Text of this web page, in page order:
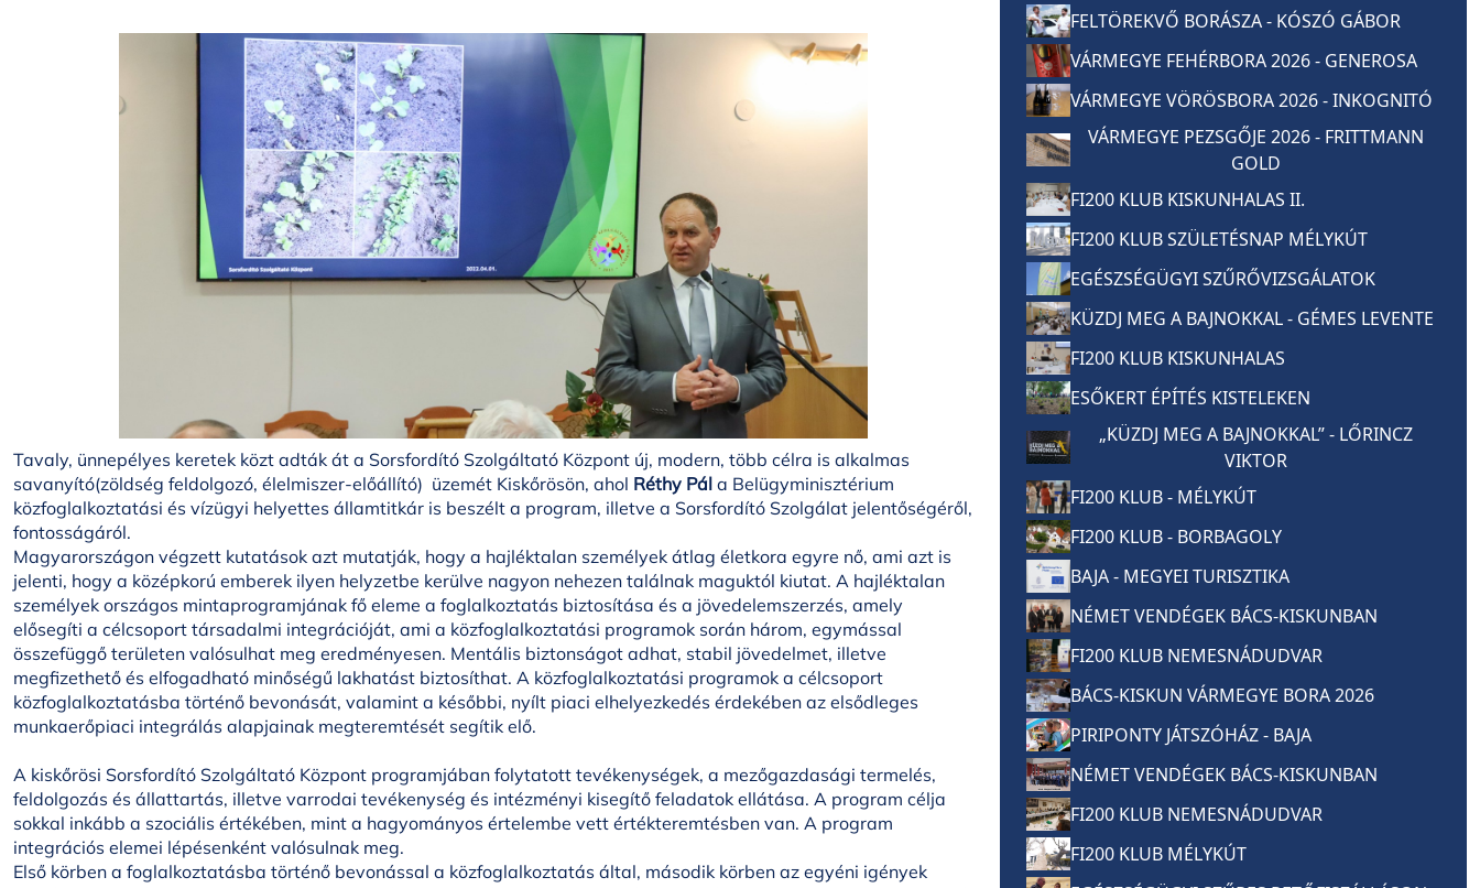
Tavaly, ünnepélyes keretek közt adták át a Sorsfordító Szolgáltató Központ új, modern, több célra is alkalmas
savanyító(zöldség feldolgozó, élelmiszer-előállító) üzemét Kiskőrösön, ahol Réthy Pál a Belügyminisztérium
közfoglalkoztatási és vízügyi helyettes államtitkár is beszélt a program, illetve a Sorsfordító Szolgálat jelentőségéről,
fontosságáról.
Magyarországon végzett kutatások azt mutatják, hogy a hajléktalan személyek átlag életkora egyre nő, ami azt is
jelenti, hogy a középkorú emberek ilyen helyzetbe kerülve nagyon nehezen találnak maguktól kiutat. A hajléktalan
személyek országos mintaprogramjának fő eleme a foglalkoztatás biztosítása és a jövedelemszerzés, amely
elősegíti a célcsoport társadalmi integrációját, ami a közfoglalkoztatási programok során három, egymással
összefüggő területen valósulhat meg eredményesen. Mentális biztonságot adhat, stabil jövedelmet, illetve
megfizethető és elfogadható minőségű lakhatást biztosíthat. A közfoglalkoztatási programok a célcsoport
közfoglalkoztatásba történő bevonását, valamint a későbbi, nyílt piaci elhelyezkedés érdekében az elsődleges
munkaerőpiaci integrálás alapjainak megteremtését segítik elő.
A kiskőrösi Sorsfordító Szolgáltató Központ programjában folytatott tevékenységek, a mezőgazdasági termelés,
feldolgozás és állattartás, illetve varrodai tevékenység és intézményi kisegítő feladatok ellátása. A program célja
sokkal inkább a szociális értékében, mint a hagyományos értelembe vett értékteremtésben van. A program
integrációs elemei lépésenként valósulnak meg.
Első körben a foglalkoztatásba történő bevonással a közfoglalkoztatás által, második körben az egyéni igények
FELTÖREKVŐ BORÁSZA - KÓSZÓ GÁBOR
VÁRMEGYE FEHÉRBORA 2026 - GENEROSA
VÁRMEGYE VÖRÖSBORA 2026 - INKOGNITÓ
VÁRMEGYE PEZSGŐJE 2026 - FRITTMANN
GOLD
FI200 KLUB KISKUNHALAS II.
FI200 KLUB SZÜLETÉSNAP MÉLYKÚT
EGÉSZSÉGÜGYI SZŰRŐVIZSGÁLATOK
KÜZDJ MEG A BAJNOKKAL - GÉMES LEVENTE
FI200 KLUB KISKUNHALAS
ESŐKERT ÉPÍTÉS KISTELEKEN
„KÜZDJ MEG A BAJNOKKAL” - LŐRINCZ
VIKTOR
FI200 KLUB - MÉLYKÚT
FI200 KLUB - BORBAGOLY
BAJA - MEGYEI TURISZTIKA
NÉMET VENDÉGEK BÁCS-KISKUNBAN
FI200 KLUB NEMESNÁDUDVAR
BÁCS-KISKUN VÁRMEGYE BORA 2026
PIRIPONTY JÁTSZÓHÁZ - BAJA
NÉMET VENDÉGEK BÁCS-KISKUNBAN
FI200 KLUB NEMESNÁDUDVAR
FI200 KLUB MÉLYKÚT